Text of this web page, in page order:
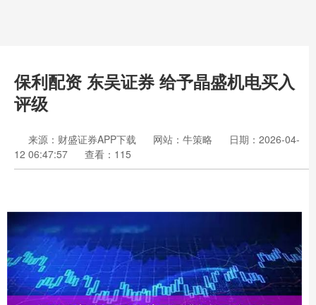
保利配资 东吴证券 给予晶盛机电买入
评级
来源：财盛证券APP下载 网站：牛策略
日期：2026-04-
12 06:47:57
查看：115